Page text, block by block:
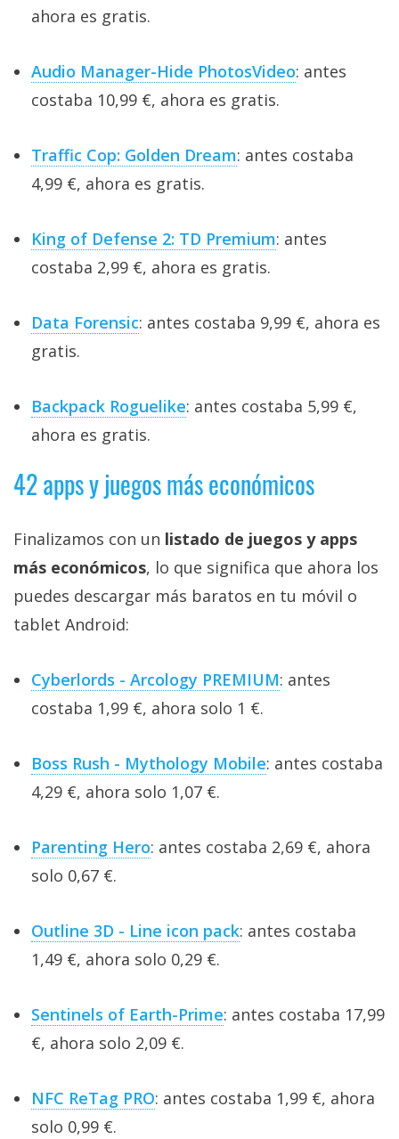
ahora es gratis.
Audio Manager-Hide PhotosVideo: antes
costaba 10,99 €, ahora es gratis.
Traffic Cop: Golden Dream: antes costaba
4,99 €, ahora es gratis.
King of Defense 2: TD Premium: antes
costaba 2,99 €, ahora es gratis.
Data Forensic: antes costaba 9,99 €, ahora es
gratis.
Backpack Roguelike: antes costaba 5,99 €,
ahora es gratis.
42 apps y juegos más económicos
Finalizamos con un listado de juegos y apps
más económicos, lo que significa que ahora los
puedes descargar más baratos en tu móvil o
tablet Android:
Cyberlords - Arcology PREMIUM: antes
costaba 1,99 €, ahora solo 1 €.
Boss Rush - Mythology Mobile: antes costaba
4,29 €, ahora solo 1,07 €.
Parenting Hero: antes costaba 2,69 €, ahora
solo 0,67 €.
Outline 3D - Line icon pack: antes costaba
1,49 €, ahora solo 0,29 €.
Sentinels of Earth-Prime: antes costaba 17,99
€, ahora solo 2,09 €.
NFC ReTag PRO: antes costaba 1,99 €, ahora
solo 0,99 €.